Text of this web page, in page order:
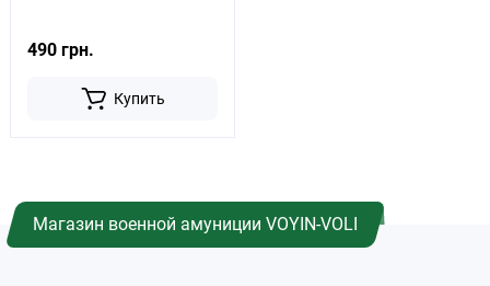
490 грн.
Купить
Магазин военной амуниции VOYIN-VOLI